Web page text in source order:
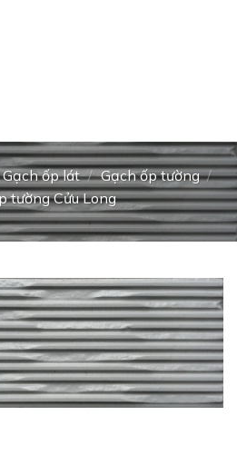
Gạch ốp lát / Gạch ốp tường /
tường Cửu Long